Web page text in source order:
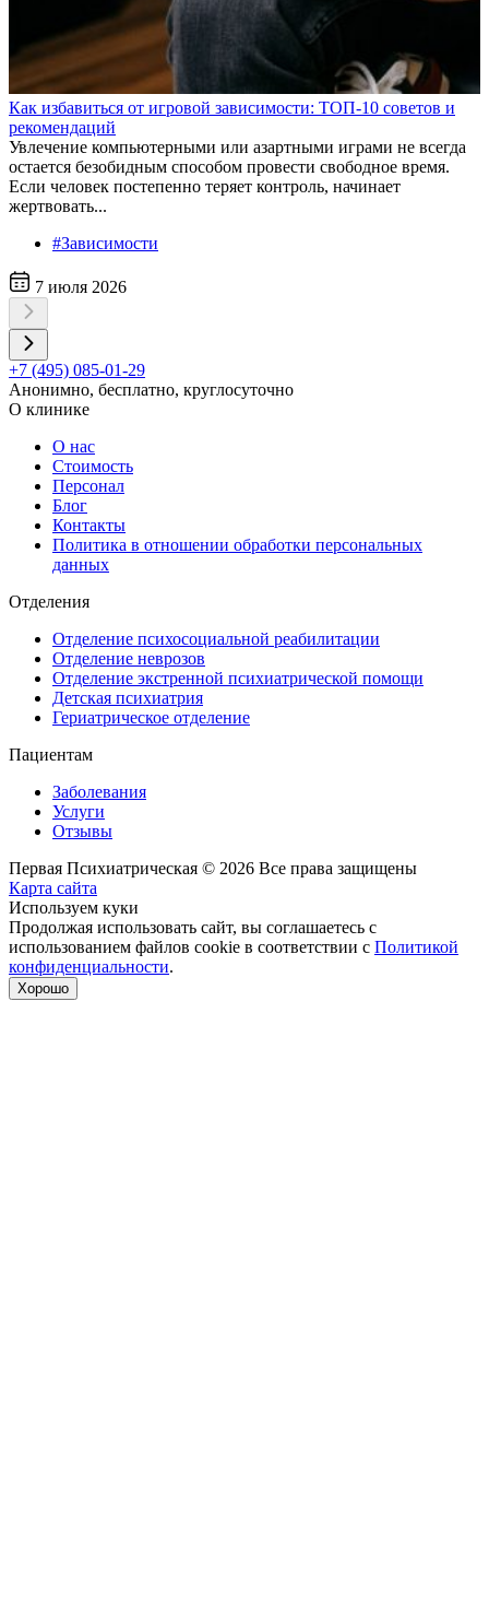
Как избавиться от игровой зависимости: ТОП-10 советов и
рекомендаций
Увлечение компьютерными или азартными играми не всегда
остается безобидным способом провести свободное время.
Если человек постепенно теряет контроль, начинает
жертвовать...
#Зависимости
7 июля 2026
+7 (495) 085-01-29
Анонимно, бесплатно, круглосуточно
О клинике
О нас
Стоимость
Персонал
Блог
Контакты
Политика в отношении обработки персональных
данных
Отделения
Отделение психосоциальной реабилитации
Отделение неврозов
Отделение экстренной психиатрической помощи
Детская психиатрия
Гериатрическое отделение
Пациентам
Заболевания
Услуги
Отзывы
Первая Психиатрическая © 2026 Все права защищены
Карта сайта
Используем куки
Продолжая использовать сайт, вы соглашаетесь с
использованием файлов cookie в соответствии с Политикой
конфиденциальности.
Хорошо